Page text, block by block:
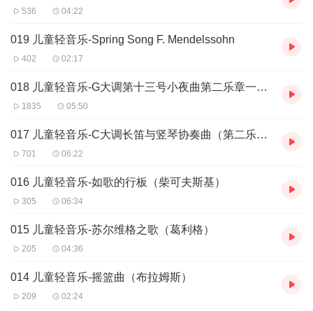
536 04:22
019 儿童轻音乐-Spring Song F. Mendelssohn
402 02:17
018 儿童轻音乐-G大调第十三号小夜曲第二乐章一行板（莫扎特）
1835 05:50
017 儿童轻音乐-C大调长笛与竖琴协奏曲（第二乐章一小行板）（莫扎特）
701 06:22
016 儿童轻音乐-如歌的行板（柴可夫斯基）
305 06:34
015 儿童轻音乐-苏尔维格之歌（葛利格）
205 04:36
014 儿童轻音乐-摇篮曲（布拉姆斯）
209 02:24